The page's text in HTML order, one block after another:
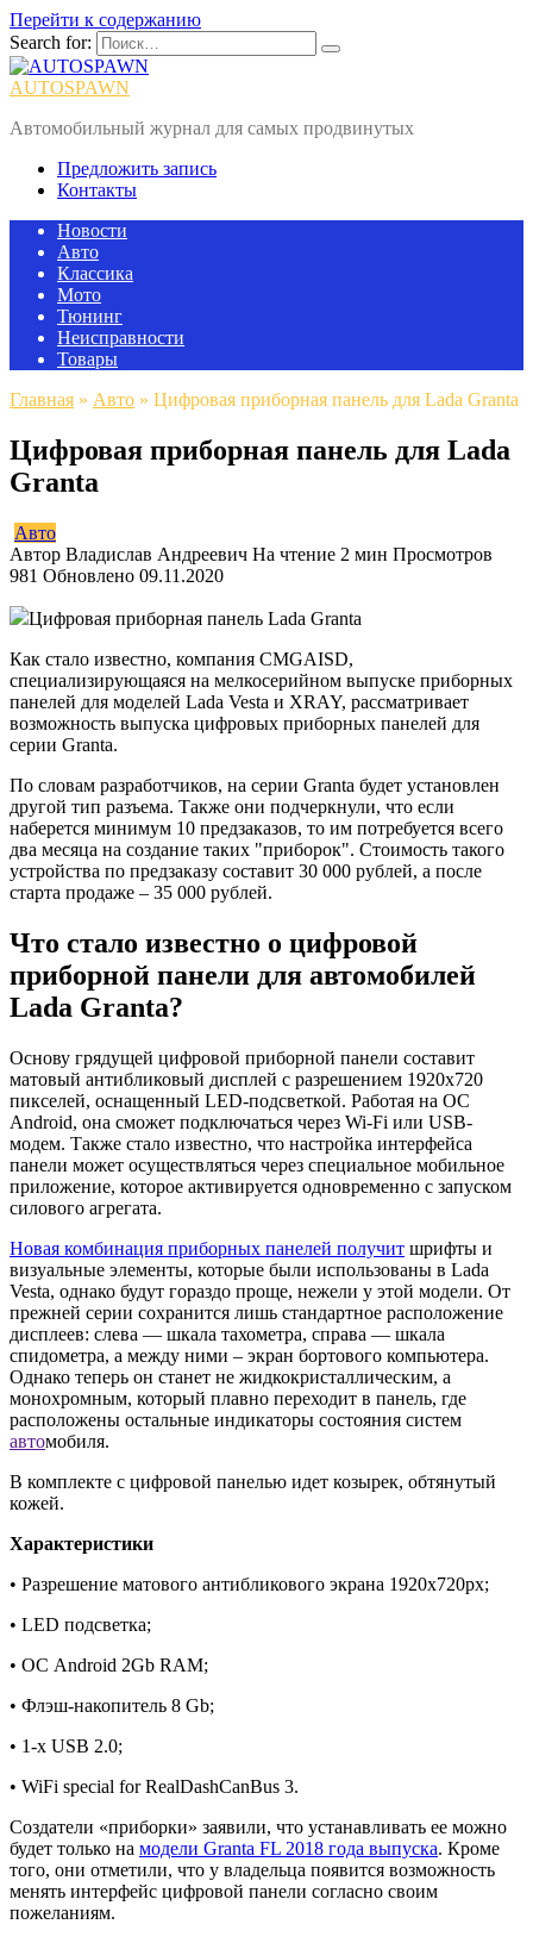
Перейти к содержанию
Search for:
AUTOSPAWN
Автомобильный журнал для самых продвинутых
Предложить запись
Контакты
Новости
Авто
Классика
Мото
Тюнинг
Неисправности
Товары
Главная » Авто » Цифровая приборная панель для Lada Granta
Цифровая приборная панель для Lada
Granta
Авто
Автор Владислав Андреевич На чтение 2 мин Просмотров
981 Обновлено 09.11.2020
Цифровая приборная панель Lada Granta
Как стало известно, компания CMGAISD,
специализирующаяся на мелкосерийном выпуске приборных
панелей для моделей Lada Vesta и XRAY, рассматривает
возможность выпуска цифровых приборных панелей для
серии Granta.
По словам разработчиков, на серии Granta будет установлен
другой тип разъема. Также они подчеркнули, что если
наберется минимум 10 предзаказов, то им потребуется всего
два месяца на создание таких "приборок". Стоимость такого
устройства по предзаказу составит 30 000 рублей, а после
старта продаже – 35 000 рублей.
Что стало известно о цифровой
приборной панели для автомобилей
Lada Granta?
Основу грядущей цифровой приборной панели составит
матовый антибликовый дисплей с разрешением 1920х720
пикселей, оснащенный LED-подсветкой. Работая на ОС
Android, она сможет подключаться через Wi-Fi или USB-
модем. Также стало известно, что настройка интерфейса
панели может осуществляться через специальное мобильное
приложение, которое активируется одновременно с запуском
силового агрегата.
Новая комбинация приборных панелей получит шрифты и
визуальные элементы, которые были использованы в Lada
Vesta, однако будут гораздо проще, нежели у этой модели. От
прежней серии сохранится лишь стандартное расположение
дисплеев: слева — шкала тахометра, справа — шкала
спидометра, а между ними – экран бортового компьютера.
Однако теперь он станет не жидкокристаллическим, а
монохромным, который плавно переходит в панель, где
расположены остальные индикаторы состояния систем
автомобиля.
В комплекте с цифровой панелью идет козырек, обтянутый
кожей.
Характеристики
• Разрешение матового антибликового экрана 1920x720px;
• LED подсветка;
• ОС Android 2Gb RAM;
• Флэш-накопитель 8 Gb;
• 1-х USB 2.0;
• WiFi special for RealDashCanBus 3.
Создатели «приборки» заявили, что устанавливать ее можно
будет только на модели Granta FL 2018 года выпуска. Кроме
того, они отметили, что у владельца появится возможность
менять интерфейс цифровой панели согласно своим
пожеланиям.